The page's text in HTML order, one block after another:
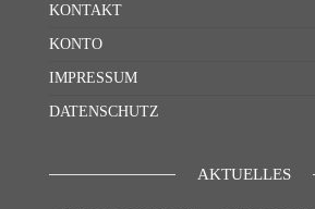
KONTAKT
KONTO
IMPRESSUM
DATENSCHUTZ
AKTUELLES